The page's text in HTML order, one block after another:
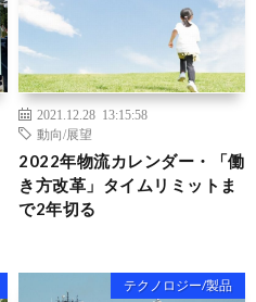
2021.12.28 13:15:58
動向/展望
2022年物流カレンダー・「働
き方改革」タイムリミットま
で2年切る
テクノロジー/製品